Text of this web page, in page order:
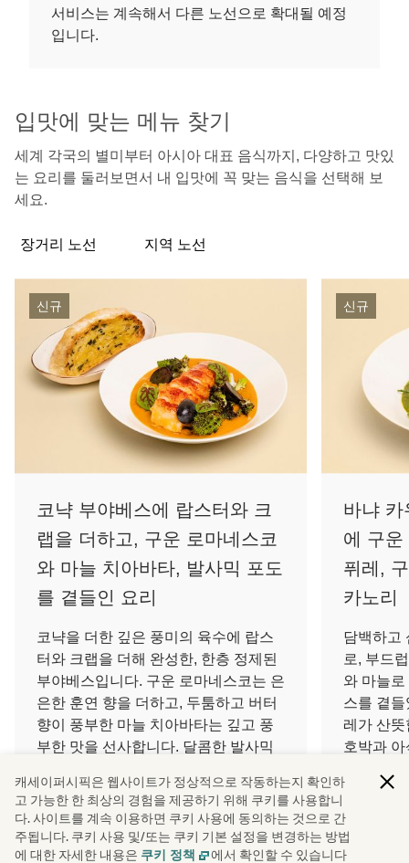
서비스는 계속해서 다른 노선으로 확대될 예정
입니다.
입맛에 맞는 메뉴 찾기
세계 각국의 별미부터 아시아 대표 음식까지, 다양하고 맛있
는 요리를 둘러보면서 내 입맛에 꼭 맞는 음식을 선택해 보
세요.
장거리 노선 지역 노선
신규
코냑 부야베스에 랍스터와 크
랩을 더하고, 구운 로마네스코
와 마늘 치아바타, 발사믹 포도
를 곁들인 요리
코냑을 더한 깊은 풍미의 육수에 랍스
터와 크랩을 더해 완성한, 한층 정제된
부야베스입니다. 구운 로마네스코는 은
은한 훈연 향을 더하고, 두툼하고 버터
향이 풍부한 마늘 치아바타는 깊고 풍
부한 맛을 선사합니다. 달콤한 발사믹
을 살려줍니다.
일등석에만 제공됩니다.
신규
바냐 카
에 구운
퓌레,
카노리
담백하고
로, 부드
와 마늘
스를 곁
레가 산
호박과
리는 은
미를 한
일등석에
캐세이퍼시픽은 웹사이트가 정상적으로 작동하는지 확인하
고 가능한 한 최상의 경험을 제공하기 위해 쿠키를 사용합니
다. 사이트를 계속 이용하면 쿠키 사용에 동의하는 것으로 간
주됩니다. 쿠키 사용 및/또는 쿠키 기본 설정을 변경하는 방법
에 대한 자세한 내용은 쿠키 정책 에서 확인할 수 있습니다